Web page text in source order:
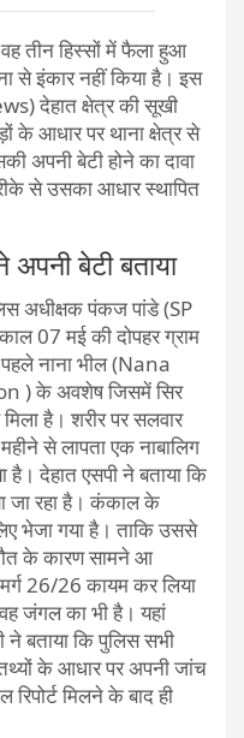
तीन हिस्सों में फैला हुआ
से इंकार नहीं किया है। इस
देहात क्षेत्र की सूखी
के आधार पर थाना क्षेत्र से
अपनी बेटी होने का दावा
से उसका आधार स्थापित
बेटी बताया
अधीक्षक पंकज पांडे (SP
07 मई की दोपहर ग्राम
नाना भील (Nana
) के अवशेष जिसमें सिर
है। शरीर पर सलवार
से लापता एक नाबालिग
देहात एसपी ने बताया कि
जा रहा है। कंकाल के
भेजा गया है। ताकि उससे
के कारण सामने आ
26/26 कायम कर लिया
जंगल का भी है। यहां
ने बताया कि पुलिस सभी
के आधार पर अपनी जांच
मिलने के बाद ही